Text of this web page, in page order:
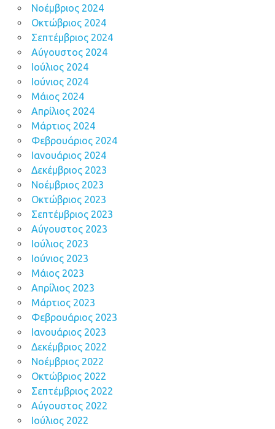
Νοέμβριος 2024
Οκτώβριος 2024
Σεπτέμβριος 2024
Αύγουστος 2024
Ιούλιος 2024
Ιούνιος 2024
Μάιος 2024
Απρίλιος 2024
Μάρτιος 2024
Φεβρουάριος 2024
Ιανουάριος 2024
Δεκέμβριος 2023
Νοέμβριος 2023
Οκτώβριος 2023
Σεπτέμβριος 2023
Αύγουστος 2023
Ιούλιος 2023
Ιούνιος 2023
Μάιος 2023
Απρίλιος 2023
Μάρτιος 2023
Φεβρουάριος 2023
Ιανουάριος 2023
Δεκέμβριος 2022
Νοέμβριος 2022
Οκτώβριος 2022
Σεπτέμβριος 2022
Αύγουστος 2022
Ιούλιος 2022